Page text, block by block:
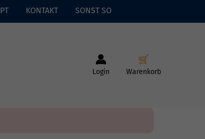
KONTAKT SONST SO
Login Warenkorb